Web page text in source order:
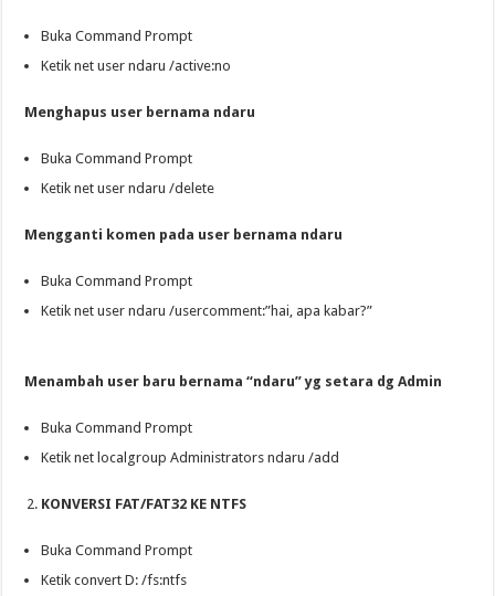
Buka Command Prompt
Ketik net user ndaru /active:no
Menghapus user bernama ndaru
Buka Command Prompt
Ketik net user ndaru /delete
Mengganti komen pada user bernama ndaru
Buka Command Prompt
Ketik net user ndaru /usercomment:”hai, apa kabar?”
Menambah user baru bernama “ndaru” yg setara dg Admin
Buka Command Prompt
Ketik net localgroup Administrators ndaru /add
KONVERSI FAT/FAT32 KE NTFS
Buka Command Prompt
Ketik convert D: /fs:ntfs